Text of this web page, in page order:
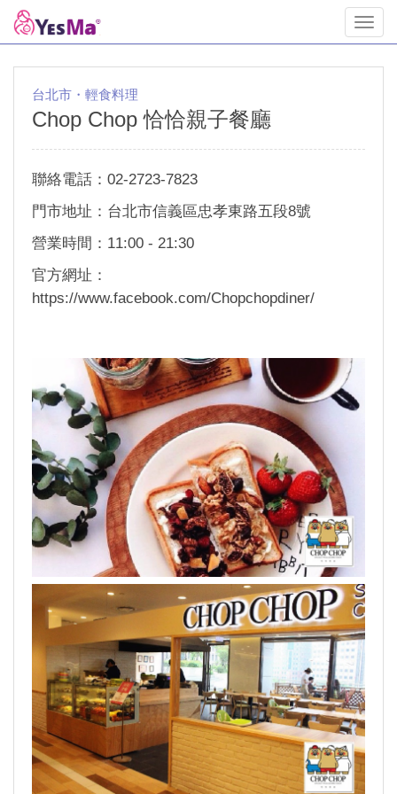
台北市・輕食料理
Chop Chop 恰恰親子餐廳
聯絡電話：02-2723-7823
門市地址：台北市信義區忠孝東路五段8號
營業時間：11:00 - 21:30
官方網址：
https://www.facebook.com/Chopchopdiner/